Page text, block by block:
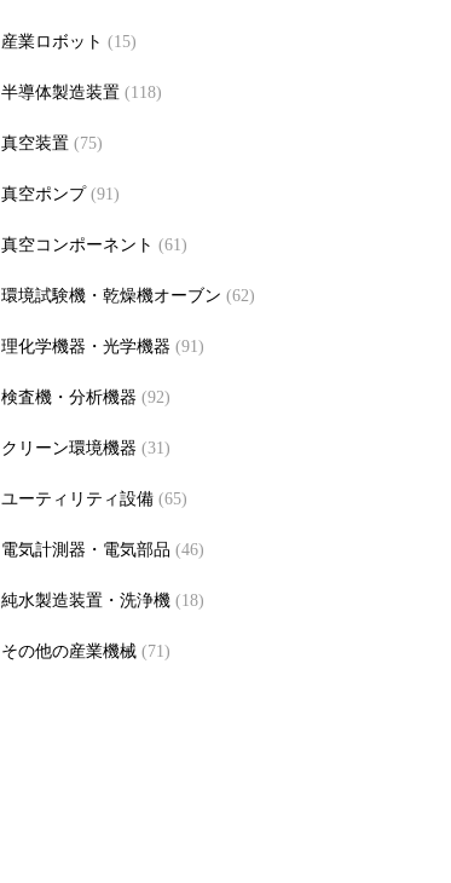
産業ロボット (15)
半導体製造装置 (118)
真空装置 (75)
真空ポンプ(91)
真空コンポーネント (61)
環境試験機・乾燥機オーブン (62)
理化学機器・光学機器 (91)
検査機・分析機器 (92)
クリーン環境機器 (31)
ユーティリティ設備 (65)
電気計測器・電気部品 (46)
純水製造装置・洗浄機 (18)
その他の産業機械 (71)